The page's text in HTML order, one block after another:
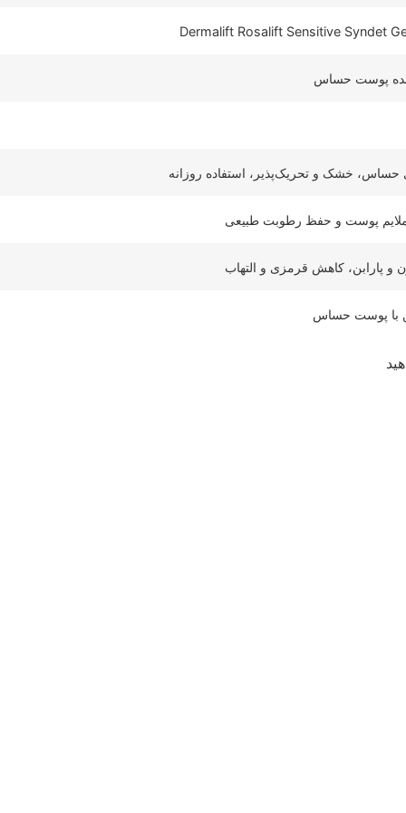
Dermalift Rosalift Sensitive Syndet
پوست حساس
خشک و تحریک‌پذیر، استفاده روزانه
پوست و حفظ رطوبت طبیعی
و پارابن، کاهش قرمزی و التهاب
با پوست حساس